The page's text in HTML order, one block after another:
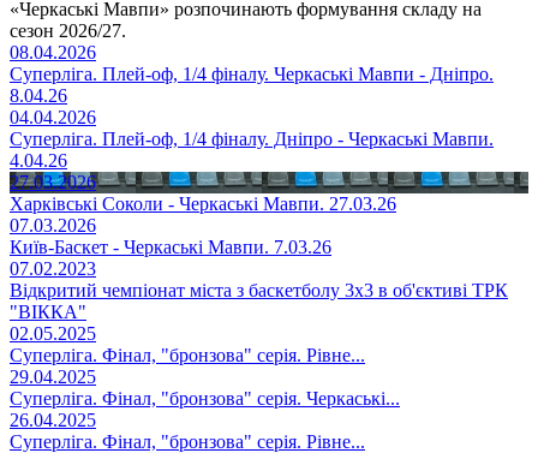
«Черкаські Мавпи» розпочинають формування складу на
сезон 2026/27.
08.04.2026
Суперліга. Плей-оф, 1/4 фіналу. Черкаські Мавпи - Дніпро.
8.04.26
04.04.2026
Суперліга. Плей-оф, 1/4 фіналу. Дніпро - Черкаські Мавпи.
4.04.26
27.03.2026
Харківські Соколи - Черкаські Мавпи. 27.03.26
07.03.2026
Київ-Баскет - Черкаські Мавпи. 7.03.26
07.02.2023
Відкритий чемпіонат міста з баскетболу 3х3 в об'єктиві ТРК
"ВІККА"
02.05.2025
Суперліга. Фінал, "бронзова" серія. Рівне...
29.04.2025
Суперліга. Фінал, "бронзова" серія. Черкаські...
26.04.2025
Суперліга. Фінал, "бронзова" серія. Рівне...